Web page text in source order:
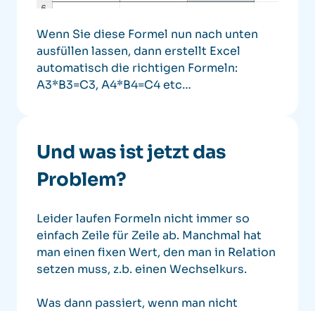
Wenn Sie diese Formel nun nach unten
ausfüllen lassen, dann erstellt Excel
automatisch die richtigen Formeln:
A3*B3=C3, A4*B4=C4 etc…
Und was ist jetzt das
Problem?
Leider laufen Formeln nicht immer so
einfach Zeile für Zeile ab. Manchmal hat
man einen fixen Wert, den man in Relation
setzen muss, z.b. einen Wechselkurs.
Was dann passiert, wenn man nicht